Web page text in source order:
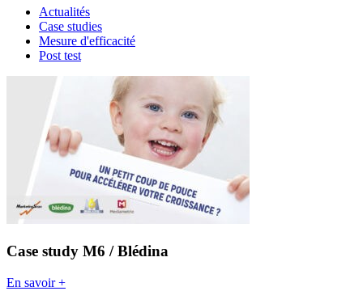
Actualités
Case studies
Mesure d'efficacité
Post test
Case study M6 / Blédina
En savoir +